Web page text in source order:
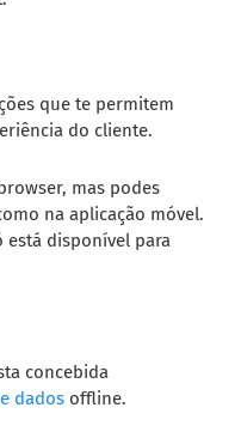
que te permitem
do cliente.
mas podes
na aplicação móvel.
está disponível para
concebida
dados offline.